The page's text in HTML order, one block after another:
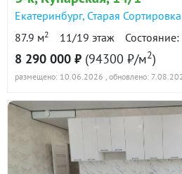
Екатеринбург, Старая Сортировка
87.9 м2 11/19 этаж
8 290 000 ₽ (94300 ₽/м2)
размещено: 10.06.2026 , обновлено: